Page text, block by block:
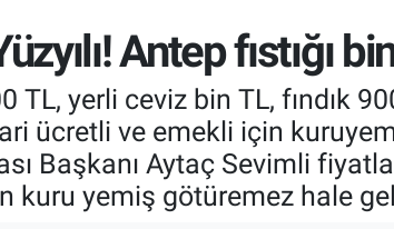
Antep fıstığı
TL, yerli ceviz bin TL, fındık
ücretli ve emekli için
Başkanı Aytaç Sevimli
kuru yemiş götüremez hale